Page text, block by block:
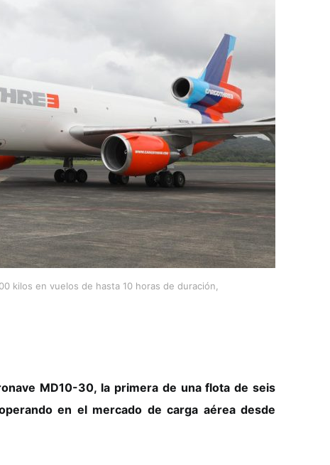
kilos en vuelos de hasta 10 horas de duración,
MD10-30, la primera de una flota de seis
en el mercado de carga aérea desde